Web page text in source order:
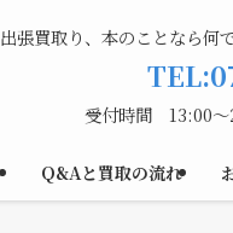
張買取り、本のことなら何
受付時間 13:00〜
Q&Aと買取の流れ